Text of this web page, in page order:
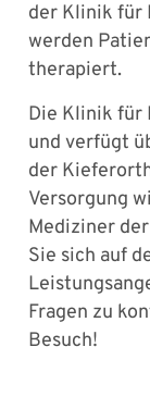
der Klinik für
werden
therapiert.
Die Klinik für
und verfügt
der
Versorgung
Mediziner
Sie sich auf
Fragen zu
Besuch!